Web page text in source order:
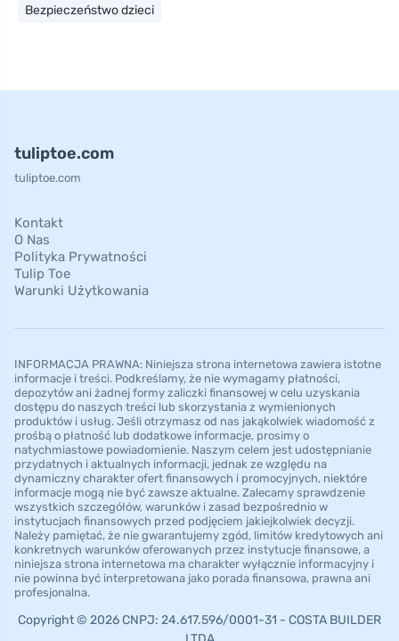
Bezpieczeństwo dzieci
tuliptoe.com
tuliptoe.com
Kontakt
O Nas
Polityka Prywatności
Tulip Toe
Warunki Użytkowania
INFORMACJA PRAWNA: Niniejsza strona internetowa zawiera istotne
informacje i treści. Podkreślamy, że nie wymagamy płatności,
depozytów ani żadnej formy zaliczki finansowej w celu uzyskania
dostępu do naszych treści lub skorzystania z wymienionych
produktów i usług. Jeśli otrzymasz od nas jakąkolwiek wiadomość z
prośbą o płatność lub dodatkowe informacje, prosimy o
natychmiastowe powiadomienie. Naszym celem jest udostępnianie
przydatnych i aktualnych informacji, jednak ze względu na
dynamiczny charakter ofert finansowych i promocyjnych, niektóre
informacje mogą nie być zawsze aktualne. Zalecamy sprawdzenie
wszystkich szczegółów, warunków i zasad bezpośrednio w
instytucjach finansowych przed podjęciem jakiejkolwiek decyzji.
Należy pamiętać, że nie gwarantujemy zgód, limitów kredytowych ani
konkretnych warunków oferowanych przez instytucje finansowe, a
niniejsza strona internetowa ma charakter wyłącznie informacyjny i
nie powinna być interpretowana jako porada finansowa, prawna ani
profesjonalna.
Copyright © 2026 CNPJ: 24.617.596/0001-31 - COSTA BUILDER